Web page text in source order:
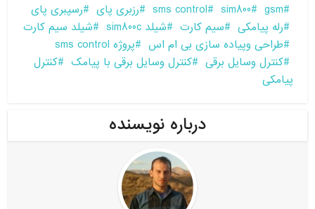
gsm
sim800
sms control رزبری پای
رسپبری پای
رله پیامکی
سیم کارت شیلد sim800c
شیلد سیم کارت
طراحی وپیاده سازی بی ام اس
پروژه sms control
کنترل وسایل برقی
کنترل وسایل برقی با پیامک
کنترل
پیامکی
درباره نویسنده